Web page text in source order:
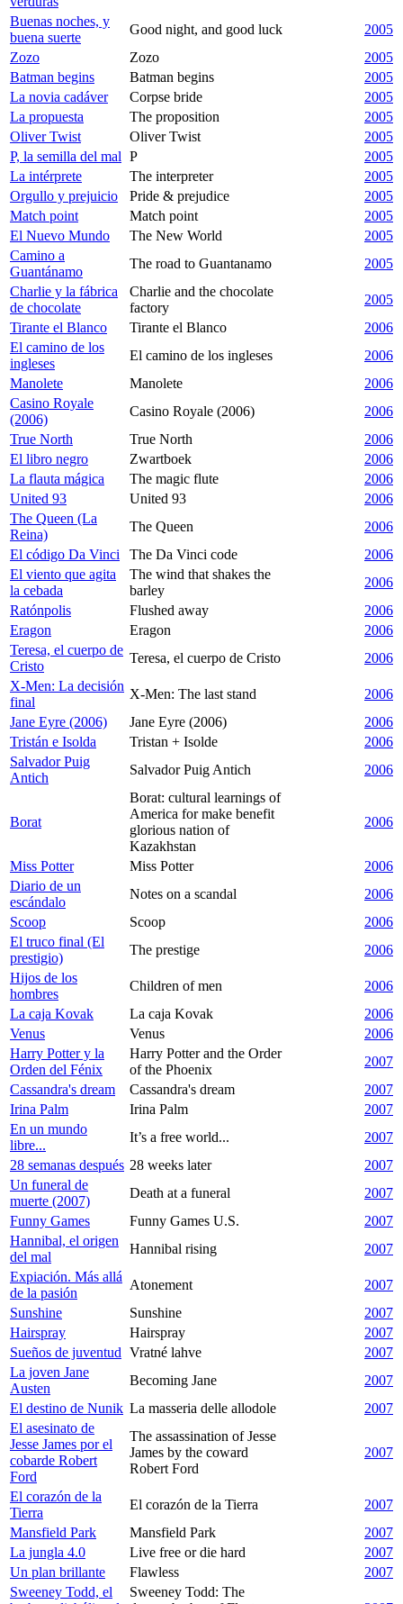
Buenas noches, y
buena suerte
Good night, and good luck
2005
Zozo
Zozo
2005
Batman begins
Batman begins
2005
La novia cadáver
Corpse bride
2005
La propuesta
The proposition
2005
Oliver Twist
Oliver Twist
2005
P, la semilla del mal P
2005
La intérprete
The interpreter
2005
Orgullo y prejuicio
Pride & prejudice
2005
Match point
Match point
2005
El Nuevo Mundo
The New World
2005
Camino a
Guantánamo
The road to Guantanamo
2005
Charlie y la fábrica
de chocolate
Charlie and the chocolate
factory
2005
Tirante el Blanco
Tirante el Blanco
2006
El camino de los
ingleses
El camino de los ingleses
2006
Manolete
Manolete
2006
Casino Royale
(2006)
Casino Royale (2006)
2006
True North
True North
2006
El libro negro
Zwartboek
2006
La flauta mágica
The magic flute
2006
United 93
United 93
2006
The Queen (La
Reina)
The Queen
2006
El código Da Vinci
The Da Vinci code
2006
El viento que agita
la cebada
The wind that shakes the
barley
2006
Ratónpolis
Flushed away
2006
Eragon
Eragon
2006
Teresa, el cuerpo de
Cristo
Teresa, el cuerpo de Cristo
2006
X-Men: La decisión
final
X-Men: The last stand
2006
Jane Eyre (2006)
Jane Eyre (2006)
2006
Tristán e Isolda
Tristan + Isolde
2006
Salvador Puig
Antich
Salvador Puig Antich 2006
Borat
Borat: cultural learnings of
America for make benefit
glorious nation of
Kazakhstan
2006
Miss Potter Miss Potter
2006
Diario de un
escándalo
Notes on a scandal
2006
Scoop
Scoop
2006
El truco final (El
prestigio)
The prestige
2006
Hijos de los
hombres
Children of men
2006
La caja Kovak
La caja Kovak
2006
Venus
Venus
2006
Harry Potter y la
Orden del Fénix
Harry Potter and the Order
of the Phoenix
2007
Cassandra's dream
Cassandra's dream
2007
Irina Palm
Irina Palm
2007
En un mundo
libre...
It’s a free world...
2007
28 semanas después 28 weeks later
2007
Un funeral de
muerte (2007)
Death at a funeral
2007
Funny Games
Funny Games U.S.
2007
Hannibal, el origen
del mal
Hannibal rising
2007
Expiación. Más allá
de la pasión
Atonement
2007
Sunshine
Sunshine
2007
Hairspray
Hairspray
2007
Sueños de juventud Vratné lahve
2007
La joven Jane
Austen
Becoming Jane
2007
El destino de Nunik La masseria delle allodole
2007
El asesinato de
Jesse James por el
cobarde Robert
Ford
The assassination of Jesse
James by the coward
Robert Ford
2007
El corazón de la
Tierra
El corazón de la Tierra
2007
Mansfield Park
Mansfield Park
2007
La jungla 4.0
Live free or die hard
2007
Un plan brillante
Flawless
2007
Sweeney Todd, el
Sweeney Todd: The